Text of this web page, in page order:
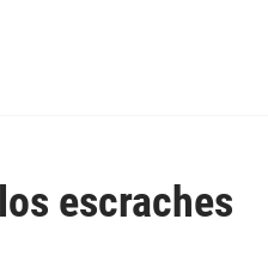
escraches